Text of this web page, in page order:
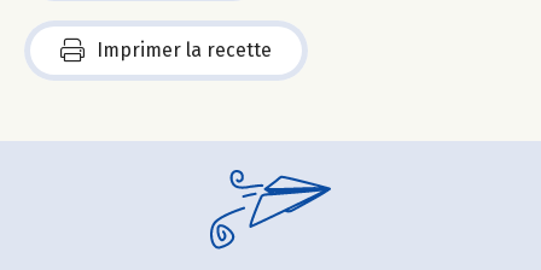
Imprimer la recette